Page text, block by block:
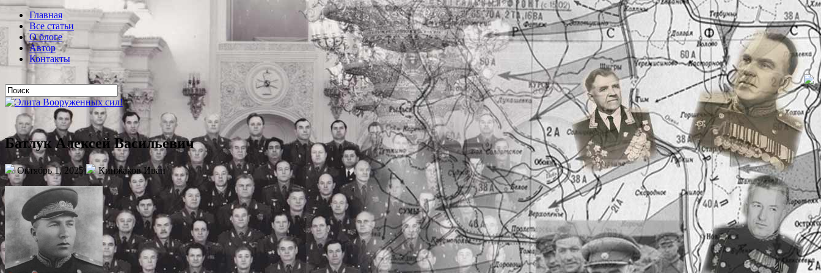
Главная
Все статьи
О блоге
Автор
Контакты
Батлук Алексей Васильевич
Октябрь 1, 2025 Кинжаков Иван